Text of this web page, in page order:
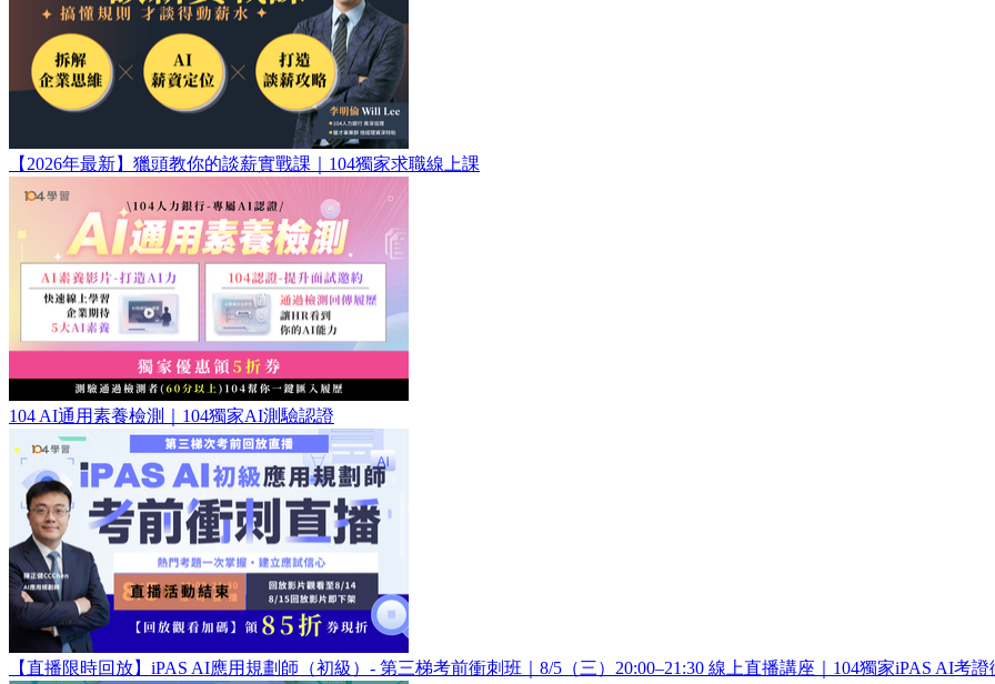
【2026年最新】獵頭教你的談薪實戰課｜104獨家求職線上課
104 AI通用素養檢測｜104獨家AI測驗認證
【直播限時回放】iPAS AI應用規劃師（初級）- 第三梯考前衝刺班｜8/5（三）20:00–21:30 線上直播講座｜104獨家iPAS AI考證